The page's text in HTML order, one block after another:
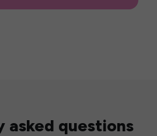
asked questions